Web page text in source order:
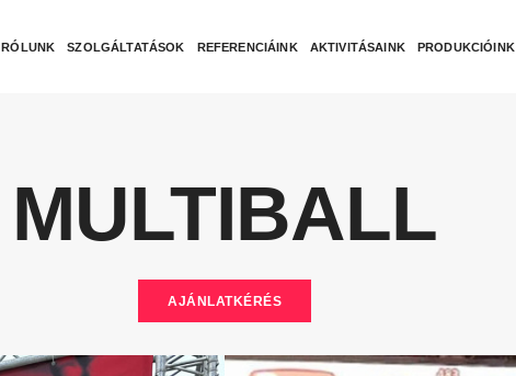
RÓLUNK SZOLGÁLTATÁSOK REFERENCIÁINK AKTIVITÁSAINK PRODUKCIÓINK
MULTIBALL
AJÁNLATKÉRÉS